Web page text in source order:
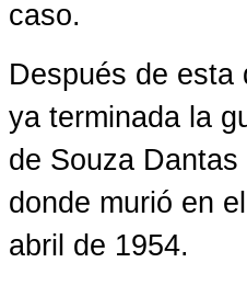
caso.
Después de esta
ya terminada la
de Souza
donde murió en
abril de 1954.